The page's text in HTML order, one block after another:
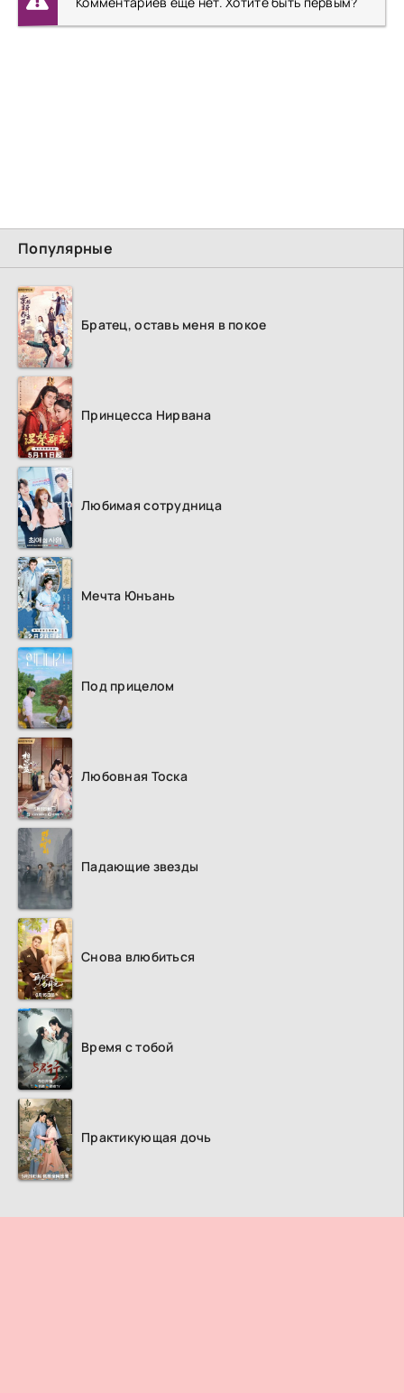
Популярные
Братец, оставь меня в покое
Принцесса Нирвана
Любимая сотрудница
Мечта Юнъань
Под прицелом
Любовная Тоска
Падающие звезды
Снова влюбиться
Время с тобой
Практикующая дочь